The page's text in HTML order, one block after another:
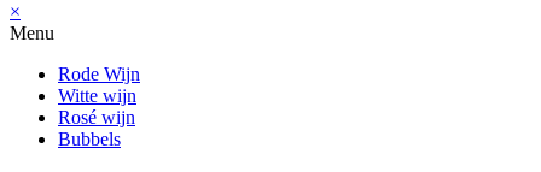
×
Menu
Rode Wijn
Witte wijn
Rosé wijn
Bubbels